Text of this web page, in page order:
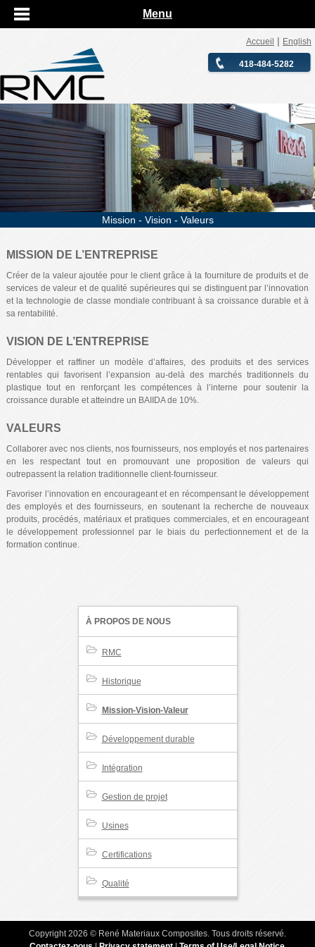
Menu
Accueil | English
418-484-5282
Mission - Vision - Valeurs
MISSION DE L’ENTREPRISE
Créer de la valeur ajoutée pour le client grâce à la fourniture de produits et de
services de valeur et de qualité supérieures qui se distinguent par l’innovation
et la technologie de classe mondiale contribuant à sa croissance durable et à
sa rentabilité.
VISION DE L’ENTREPRISE
Développer et raffiner un modèle d’affaires, des produits et des services
rentables qui favorisent l’expansion au-delà des marchés traditionnels du
plastique tout en renforçant les compétences à l’interne pour soutenir la
croissance durable et atteindre un BAIIDA de 10%.
VALEURS
Collaborer avec nos clients, nos fournisseurs, nos employés et nos partenaires
en les respectant tout en promouvant une proposition de valeurs qui
outrepassent la relation traditionnelle client-fournisseur.
Favoriser l’innovation en encourageant et en récompensant le développement
des employés et des fournisseurs, en soutenant la recherche de nouveaux
produits, procédés, matériaux et pratiques commerciales, et en encourageant
le développement professionnel par le biais du perfectionnement et de la
formation continue.
À PROPOS DE NOUS
RMC
Historique
Mission-Vision-Valeur
Développement durable
Intégration
Gestion de projet
Usines
Certifications
Qualité
Copyright 2026 © René Materiaux Composites. Tous droits réservé.